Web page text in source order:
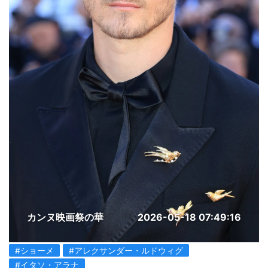
カンヌ映画祭の華 2026-05-18 07:49:16
#ショーメ
#アレクサンダー・ルドウィグ
#イタソ・アラナ